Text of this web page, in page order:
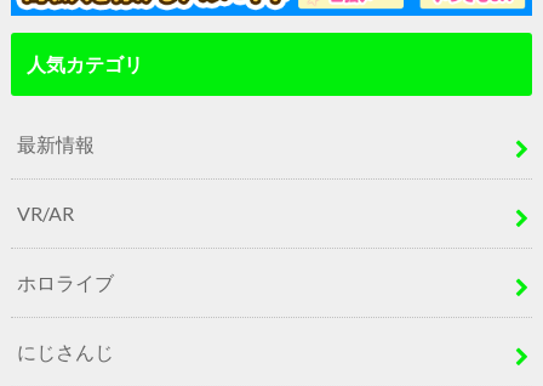
人気カテゴリ
最新情報
VR/AR
ホロライブ
にじさんじ